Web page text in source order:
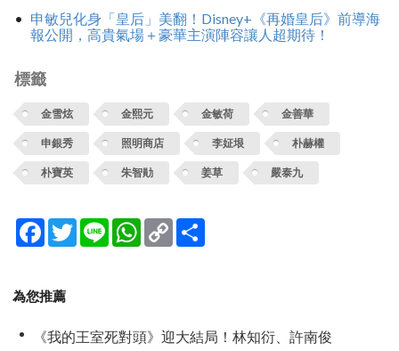
申敏兒化身「皇后」美翻！Disney+《再婚皇后》前導海
報公開，高貴氣場＋豪華主演陣容讓人超期待！
標籤
金雪炫 金熙元 金敏荷 金善華
申銀秀 照明商店 李姃垠 朴赫權
朴寶英 朱智勛 姜草 嚴泰九
Facebook
TwitterLine WhatsApp
Copy
Link
為您推薦
《我的王室死對頭》迎大結局！林知衍、許南俊